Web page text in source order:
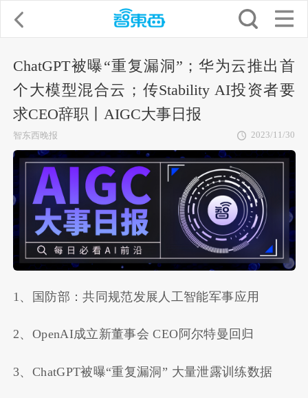
ChatGPT被曝“重复漏洞”；华为云推出首
个大模型混合云；传Stability AI投资者要
求CEO辞职丨AIGC大事日报
智东西晚报 2023/11/30
1、国防部：共同规范发展人工智能军事应用
2、OpenAI成立新董事会 CEO阿尔特曼回归
3、ChatGPT被曝“重复漏洞” 大量泄露训练数据